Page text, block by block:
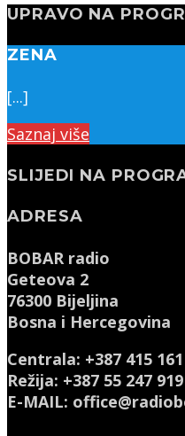
UPRAVO NA
ZENA
[...]
Saznaj više
SLIJEDI NA
ADRESA
BOBAR radio
Geteova 2
76300 Bijeljina
Bosna i Hercegovina
Centrala: +387 415 161
Režija: +387 55 247 919
E-MAIL: